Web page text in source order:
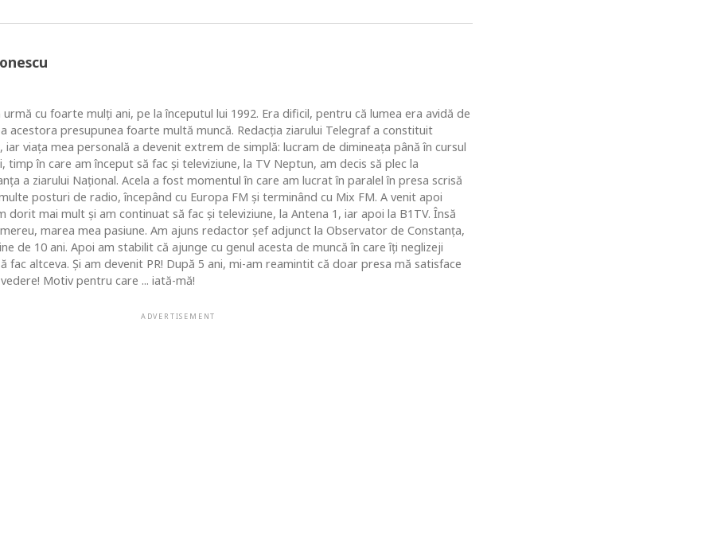
cu foarte mulţi ani, pe la începutul lui 1992. Era dificil, pentru că lumea era avidă de
acestora presupunea foarte multă muncă. Redacţia ziarului Telegraf a constituit
iar viaţa mea personală a devenit extrem de simplă: lucram de dimineaţa până în cursul
timp în care am început să fac şi televiziune, la TV Neptun, am decis să plec la
a ziarului Naţional. Acela a fost momentul în care am lucrat în paralel în presa scrisă
posturi de radio, începând cu Europa FM şi terminând cu Mix FM. A venit apoi
dorit mai mult şi am continuat să fac şi televiziune, la Antena 1, iar apoi la B1TV. Însă
marea mea pasiune. Am ajuns redactor şef adjunct la Observator de Constanţa,
de 10 ani. Apoi am stabilit că ajunge cu genul acesta de muncă în care îţi neglizeji
fac altceva. Şi am devenit PR! După 5 ani, mi-am reamintit că doar presa mă satisface
Motiv pentru care ... iată-mă!
ADVERTISEMENT